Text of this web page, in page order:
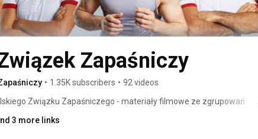
Zapaśniczy
• 1.35K subscribers • 92 videos
Związku Zapaśniczego - materiały filmowe ze zgrupowań
3 more links